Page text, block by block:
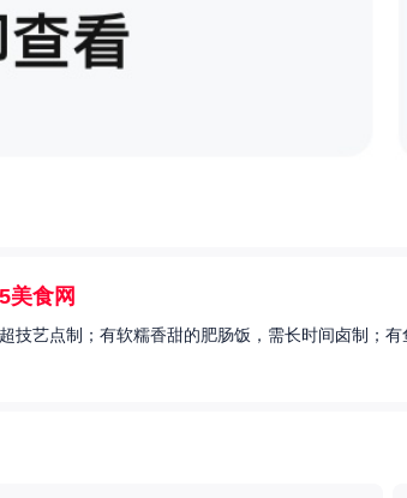
美食网
技艺点制；有软糯香甜的肥肠饭，需长时间卤制；